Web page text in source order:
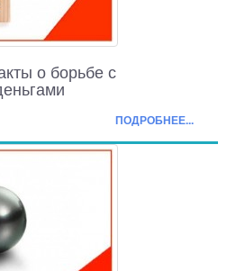
о борьбе с
ПОДРОБНЕЕ...